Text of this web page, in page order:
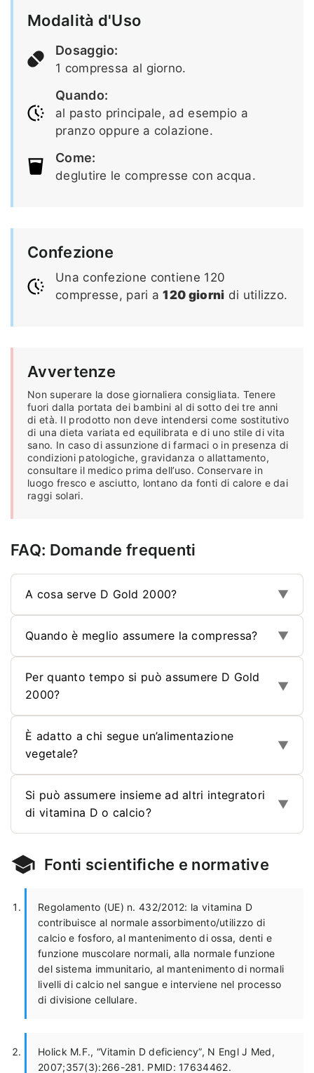
Modalità d'Uso
Dosaggio:
1 compressa al giorno.
Quando:
al pasto principale, ad esempio a
pranzo oppure a colazione.
Come:
deglutire le compresse con acqua.
Confezione
Una confezione contiene 120
compresse, pari a120 giorni di utilizzo.
Avvertenze
Non superare la dose giornaliera consigliata. Tenere
fuori dalla portata dei bambini al di sotto dei tre anni
di età. Il prodotto non deve intendersi come sostitutivo
di una dieta variata ed equilibrata e di uno stile di vita
sano. In caso di assunzione di farmaci o in presenza di
condizioni patologiche, gravidanza o allattamento,
consultare il medico prima dell’uso. Conservare in
luogo fresco e asciutto, lontano da fonti di calore e dai
raggi solari.
FAQ: Domande frequenti
A cosa serve D Gold 2000? ▼
Quando è meglio assumere la compressa? ▼
Per quanto tempo si può assumere D Gold
2000?
▼
È adatto a chi segue un’alimentazione
vegetale?
▼
Si può assumere insieme ad altri integratori
di vitamina D o calcio?
▼
Fonti scientifiche e normative
Regolamento (UE) n. 432/2012: la vitamina D
contribuisce al normale assorbimento/utilizzo di
calcio e fosforo, al mantenimento di ossa, denti e
funzione muscolare normali, alla normale funzione
del sistema immunitario, al mantenimento di normali
livelli di calcio nel sangue e interviene nel processo
di divisione cellulare.
Holick M.F., “Vitamin D deficiency”, N Engl J Med,
2007;357(3):266-281. PMID: 17634462.